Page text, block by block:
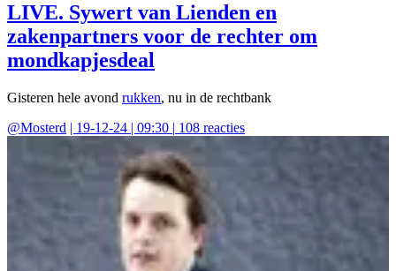
LIVE. Sywert van Lienden en
zakenpartners voor de rechter om
mondkapjesdeal
Gisteren hele avond rukken, nu in de rechtbank
@Mosterd | 19-12-24 | 09:30 | 108 reacties